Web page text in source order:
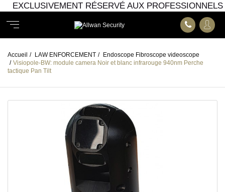
EXCLUSIVEMENT RÉSERVÉ AUX PROFESSIONNELS
Accueil / LAW ENFORCEMENT / Endoscope Fibroscope videoscope
/ Visiopole-BW: module camera Noir et blanc infrarouge 940nm Perche
tactique Pan Tilt